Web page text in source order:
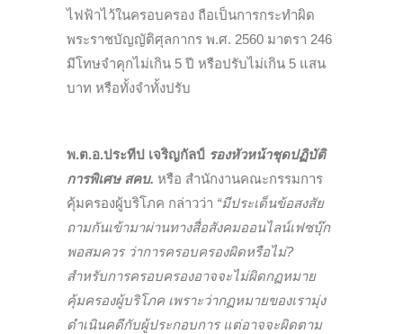
ไฟฟ้าไว้ในครอบครอง ถือเป็นการกระทำผิด
พระราชบัญญัติศุลกากร พ.ศ. 2560 มาตรา 246
มีโทษจำคุกไม่เกิน 5 ปี หรือปรับไม่เกิน 5 แสน
บาท หรือทั้งจำทั้งปรับ
พ.ต.อ.ประทีป เจริญกัลป์ รองหัวหน้าชุดปฏิบัติ
การพิเศษ สคบ. หรือ สำนักงานคณะกรรมการ
คุ้มครองผู้บริโภค กล่าวว่า “มีประเด็นข้อสงสัย
ถามกันเข้ามาผ่านทางสื่อสังคมออนไลน์เฟซบุ๊ก
พอสมควร ว่าการครอบครองผิดหรือไม่?
สำหรับการครอบครองอาจจะไม่ผิดกฏหมาย
คุ้มครองผู้บริโภค เพราะว่ากฏหมายของเรามุ่ง
ดำเนินคดีกับผู้ประกอบการ แต่อาจจะผิดตาม